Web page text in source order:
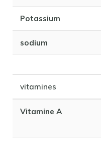
Potassium
sodium
vitamines
Vitamine A